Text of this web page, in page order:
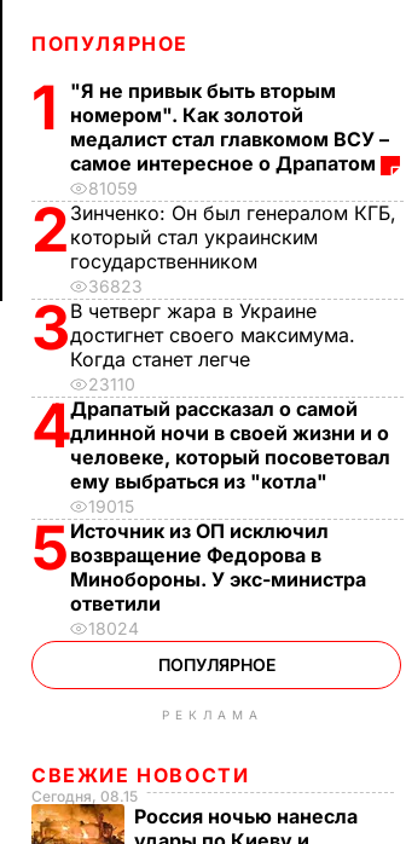
ПОПУЛЯРНОЕ
1
"Я не привык быть вторым
номером". Как золотой
медалист стал главкомом ВСУ –
самое интересное о Драпатом
81059
2 Зинченко: Он был генералом КГБ,
который стал украинским
государственником
36823
3В четверг жара в Украине
достигнет своего максимума.
Когда станет легче
23110
4Драпатый рассказал о самой
длинной ночи в своей жизни и о
человеке, который посоветовал
ему выбраться из "котла"
19015
5 Источник из ОП исключил
возвращение Федорова в
Минобороны. У экс-министра
ответили
18024
ПОПУЛЯРНОЕ
РЕКЛАМА
СВЕЖИЕ НОВОСТИ
Сегодня, 08.15
Россия ночью нанесла